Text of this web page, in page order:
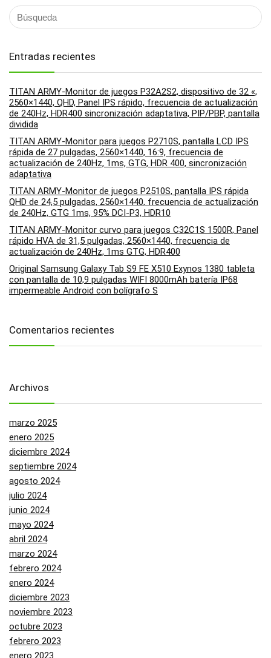
Entradas recientes
TITAN ARMY-Monitor de juegos P32A2S2, dispositivo de 32 «,
2560×1440, QHD, Panel IPS rápido, frecuencia de actualización
de 240Hz, HDR400 sincronización adaptativa, PIP/PBP, pantalla
dividida
TITAN ARMY-Monitor para juegos P2710S, pantalla LCD IPS
rápida de 27 pulgadas, 2560×1440, 16:9, frecuencia de
actualización de 240Hz, 1ms, GTG, HDR 400, sincronización
adaptativa
TITAN ARMY-Monitor de juegos P2510S, pantalla IPS rápida
QHD de 24,5 pulgadas, 2560×1440, frecuencia de actualización
de 240Hz, GTG 1ms, 95% DCI-P3, HDR10
TITAN ARMY-Monitor curvo para juegos C32C1S 1500R, Panel
rápido HVA de 31,5 pulgadas, 2560×1440, frecuencia de
actualización de 240Hz, 1ms GTG, HDR400
Original Samsung Galaxy Tab S9 FE X510 Exynos 1380 tableta
con pantalla de 10,9 pulgadas WIFI 8000mAh batería IP68
impermeable Android con bolígrafo S
Comentarios recientes
Archivos
marzo 2025
enero 2025
diciembre 2024
septiembre 2024
agosto 2024
julio 2024
junio 2024
mayo 2024
abril 2024
marzo 2024
febrero 2024
enero 2024
diciembre 2023
noviembre 2023
octubre 2023
febrero 2023
enero 2023